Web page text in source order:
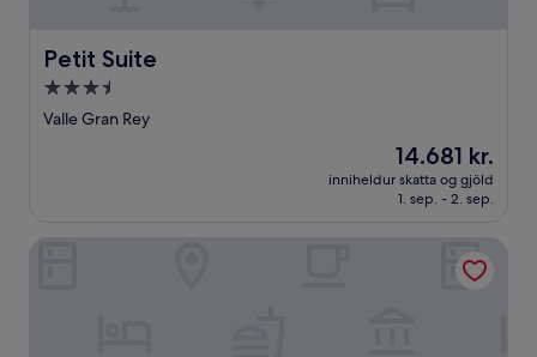
Petit Suite
Petit Suite
3.5
stjörnu
Valle Gran Rey
Verðið
er
14.681 kr.
14.681 kr.
inniheldur skatta og gjöld
1. sep. - 2. sep.